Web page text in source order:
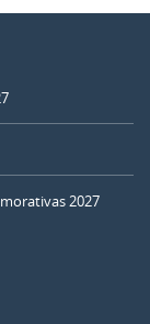
2027